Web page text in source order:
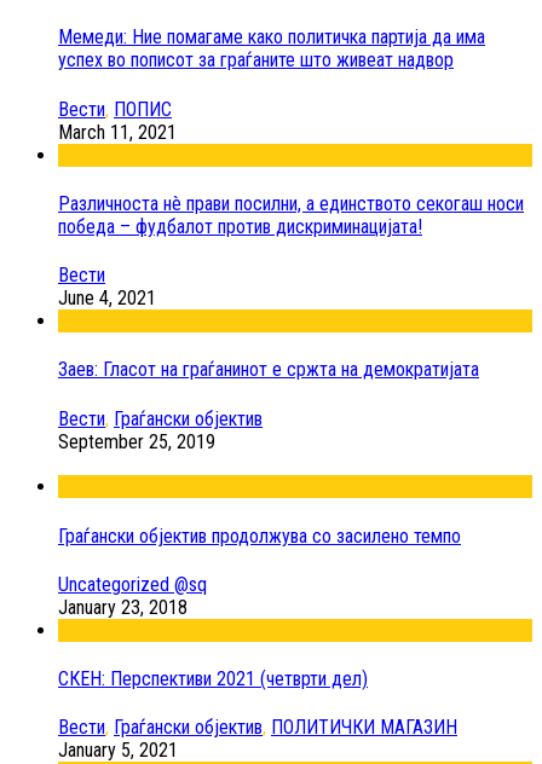
Мемеди: Ние помагаме како политичка партија да има
успех во пописот за граѓаните што живеат надвор
Вести, ПОПИС
March 11, 2021
Различноста нè прави посилни, а единството секогаш носи
победа – фудбалот против дискриминацијата!
Вести
June 4, 2021
Заев: Гласот на граѓанинот е сржта на демократијата
Вести, Граѓански објектив
September 25, 2019
Граѓански објектив продолжува со засилено темпо
Uncategorized @sq
January 23, 2018
СКЕН: Перспективи 2021 (четврти дел)
Вести, Граѓански објектив, ПОЛИТИЧКИ МАГАЗИН
January 5, 2021